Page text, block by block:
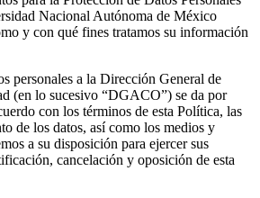
Nacional Autónoma de México
y con qué fines tratamos su información
personales a la Dirección General de
(en lo sucesivo “DGACO”) se da por
con los términos de esta Política, las
de los datos, así como los medios y
a su disposición para ejercer sus
cancelación y oposición de esta